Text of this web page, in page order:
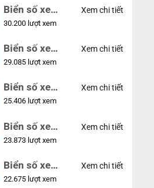
Biển số xe
14953
30.200 lượt xem
Xem chi tiết
Biển số xe
24953
29.085 lượt xem
Xem chi tiết
Biển số xe
49053
25.406 lượt xem
Xem chi tiết
Biển số xe
44953
23.873 lượt xem
Xem chi tiết
Biển số xe
74953
22.675 lượt xem
Xem chi tiết